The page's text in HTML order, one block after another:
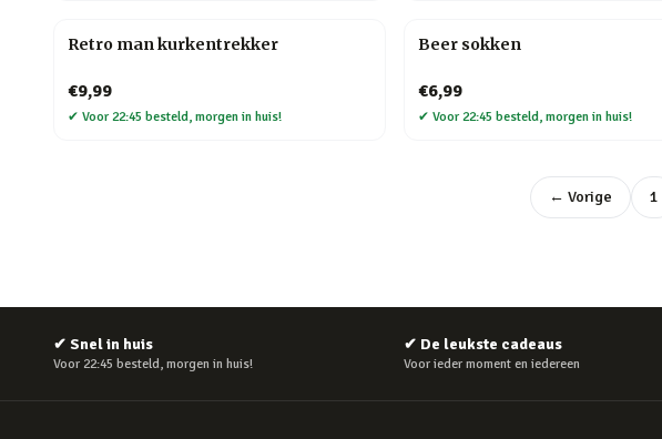
Retro man kurkentrekker
€9,99
✔ Voor 22:45 besteld, morgen in huis!
Beer sokken
€6,99
✔ Voor 22:45 besteld, morgen in huis!
← Vorige 1
✔ Snel in huis
Voor 22:45 besteld, morgen in huis!
✔ De leukste cadeaus
Voor ieder moment en iedereen